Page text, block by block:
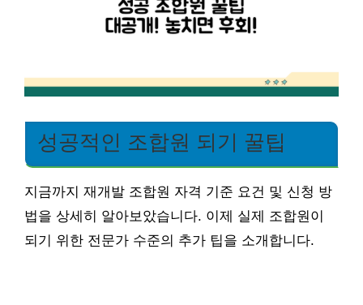
성공적인 조합원 되기 꿀팁
지금까지 재개발 조합원 자격 기준 요건 및 신청 방
법을 상세히 알아보았습니다. 이제 실제 조합원이
되기 위한 전문가 수준의 추가 팁을 소개합니다.